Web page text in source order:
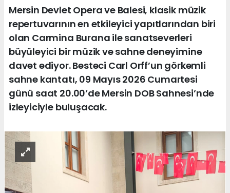
Mersin Devlet Opera ve Balesi, klasik müzik
repertuvarının en etkileyici yapıtlarından biri
olan Carmina Burana ile sanatseverleri
büyüleyici bir müzik ve sahne deneyimine
davet ediyor. Besteci Carl Orff’un görkemli
sahne kantatı, 09 Mayıs 2026 Cumartesi
günü saat 20.00’de Mersin DOB Sahnesi’nde
izleyiciyle buluşacak.